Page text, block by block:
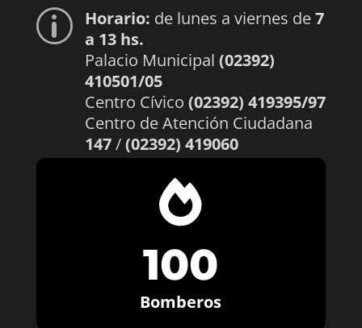
p Horario: de lunes a viernes de7
a 13 hs.
Palacio Municipal (02392)
410501/05
Centro Cívico (02392) 419395/97
Centro de Atención Ciudadana
147/(02392) 419060

100
Bomberos